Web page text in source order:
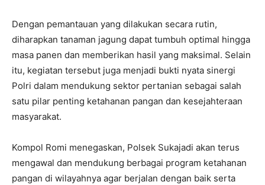
Dengan pemantauan yang dilakukan secara rutin,
diharapkan tanaman jagung dapat tumbuh optimal hingga
masa panen dan memberikan hasil yang maksimal. Selain
itu, kegiatan tersebut juga menjadi bukti nyata sinergi
Polri dalam mendukung sektor pertanian sebagai salah
satu pilar penting ketahanan pangan dan kesejahteraan
masyarakat.
Kompol Romi menegaskan, Polsek Sukajadi akan terus
mengawal dan mendukung berbagai program ketahanan
pangan di wilayahnya agar berjalan dengan baik serta